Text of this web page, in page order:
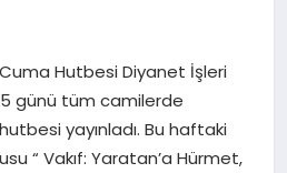
Hutbesi Diyanet İşleri
günü tüm camilerde
yayınladı. Bu haftaki
“ Vakıf: Yaratan’a Hürmet,